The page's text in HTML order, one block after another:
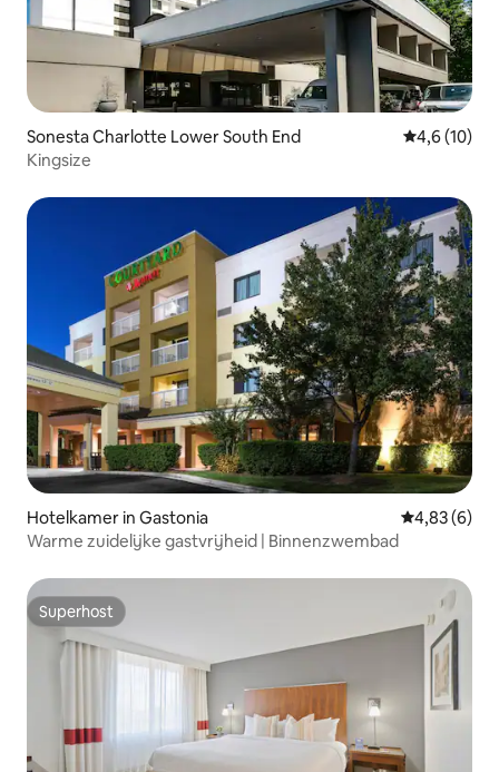
Sonesta Charlotte Lower South End
4,6 (10)
Kingsize
Hotelkamer in Gastonia Gemiddelde
4,83 (6)
Warme zuidelijke gastvrijheid | Binnenzwembad
Superhost
Superhost